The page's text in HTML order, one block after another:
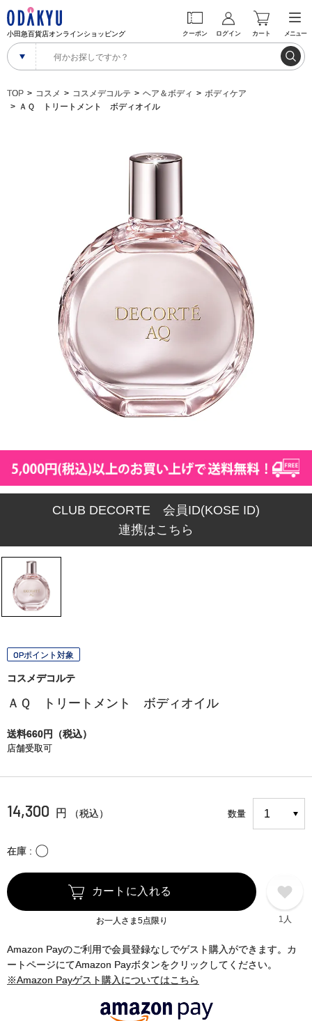
小田急百貨店オンラインショッピング クーポン ログイン カート メニュー
TOP コスメ コスメデコルテ ヘア＆ボディ
ボディケア
ＡＱ トリートメント ボディオイル
CLUB DECORTE 会員ID(KOSE ID)
連携はこちら
OPポイント対象
コスメデコルテ
ＡＱ トリートメント ボディオイル
送料660円（税込）
店舗受取可
14,300 円 （税込） 数量
在庫 〇
カートに入れる
お一人さま5点限り 1人
Amazon Payのご利用で会員登録なしでゲスト購入ができます。カ
ートページにてAmazon Payボタンをクリックしてください。
※Amazon Payゲスト購入についてはこちら